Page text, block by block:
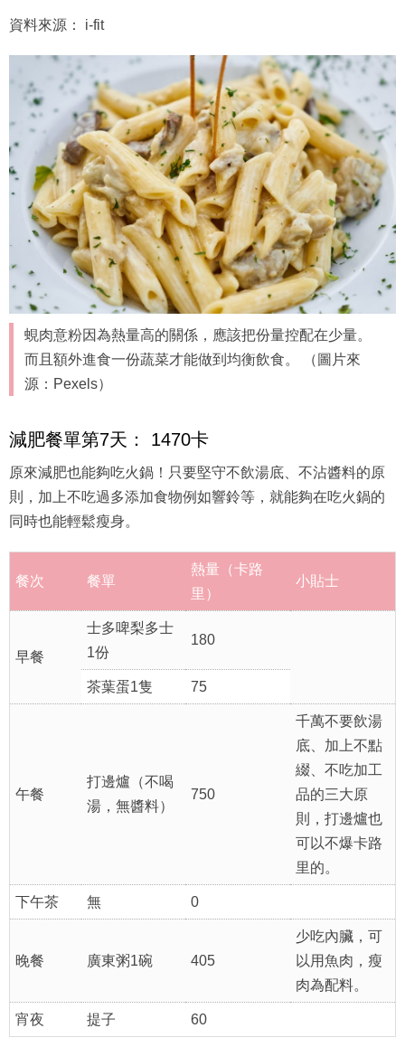
資料來源： i-fit
蜆肉意粉因為熱量高的關係，應該把份量控配在少量。
而且額外進食一份蔬菜才能做到均衡飲食。 （圖片來
源：Pexels）
減肥餐單第7天： 1470卡
原來減肥也能夠吃火鍋！只要堅守不飲湯底、不沾醬料的原
則，加上不吃過多添加食物例如響鈴等，就能夠在吃火鍋的
同時也能輕鬆瘦身。
餐次 餐單
熱量（卡路
里）
小貼士
早餐
士多啤梨多士
1份
180
茶葉蛋1隻 75
午餐
打邊爐（不喝
湯，無醬料）
750
千萬不要飲湯
底、加上不點
綴、不吃加工
品的三大原
則，打邊爐也
可以不爆卡路
里的。
下午茶 無 0
晚餐 廣東粥1碗 405
少吃內臟，可
以用魚肉，瘦
肉為配料。
宵夜 提子 60